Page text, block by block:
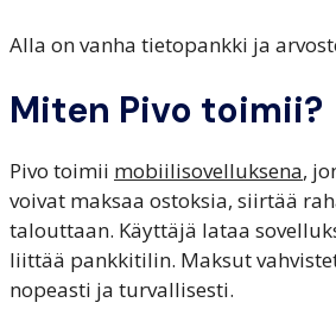
Alla on vanha tietopankki ja
Miten Pivo toimii?
Pivo toimii mobiilisovelluksena,
voivat maksaa ostoksia, siirtää
talouttaan. Käyttäjä lataa
liittää pankkitilin. Maksut
nopeasti ja turvallisesti.